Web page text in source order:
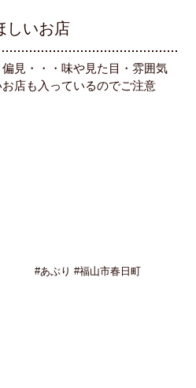
しいお店
見・・・味や見た目・雰囲気
店も入っているのでご注意
#あぶり #福山市春日町